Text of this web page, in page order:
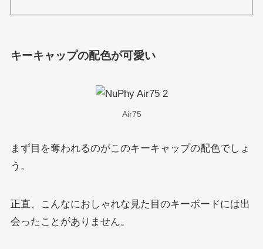
キーキャップの配色が可愛い
Air75
まず目を奪われるのがこのキーキャップの配色でしょ
う。
正直、こんなにおしゃれな見た目のキーボードには出
会ったことがありません。